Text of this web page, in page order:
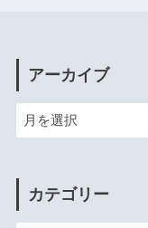
アーカイブ
カテゴリー